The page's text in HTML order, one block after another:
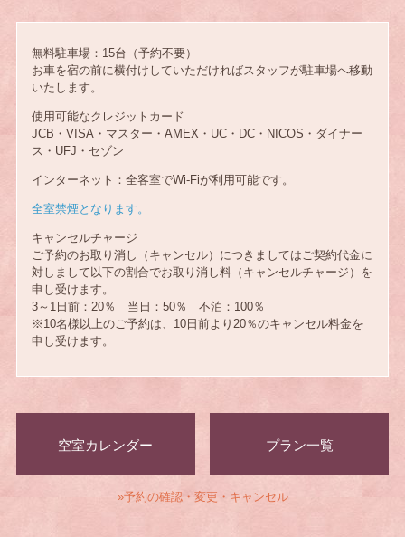
無料駐車場：15台（予約不要）
お車を宿の前に横付けしていただければスタッフが駐車場へ移動
いたします。
使用可能なクレジットカード
JCB・VISA・マスター・AMEX・UC・DC・NICOS・ダイナー
ス・UFJ・セゾン
インターネット：全客室でWi-Fiが利用可能です。
全室禁煙となります。
キャンセルチャージ
ご予約のお取り消し（キャンセル）につきましてはご契約代金に
対しまして以下の割合でお取り消し料（キャンセルチャージ）を
申し受けます。
3～1日前：20％ 当日：50％ 不泊：100％
※10名様以上のご予約は、10日前より20％のキャンセル料金を
申し受けます。
空室カレンダー プラン一覧
»予約の確認・変更・キャンセル